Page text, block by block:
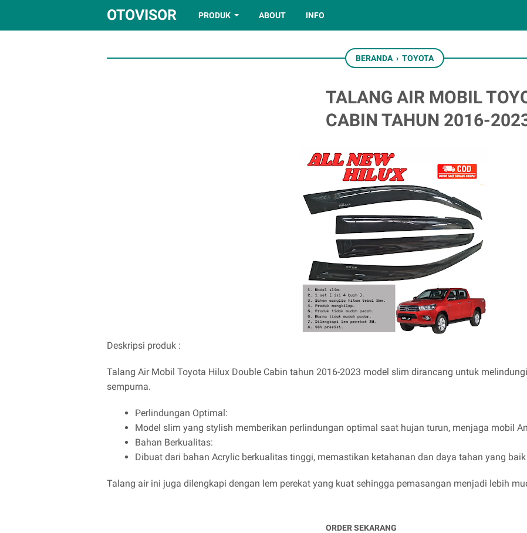
OTOVISOR PRODUK ABOUT INFO
BERANDA › TOYOTA
TALANG AIR MOBIL
CABIN TAHUN 2016-
Deskripsi produk :
Talang Air Mobil Toyota Hilux Double Cabin tahun 2016-2023 model slim dirancang untuk
sempurna.
Perlindungan Optimal:
Model slim yang stylish memberikan perlindungan optimal saat hujan turun, menjaga mobil
Bahan Berkualitas:
Dibuat dari bahan Acrylic berkualitas tinggi, memastikan ketahanan dan daya tahan yang
Talang air ini juga dilengkapi dengan lem perekat yang kuat sehingga pemasangan menjadi lebih
ORDER SEKARANG